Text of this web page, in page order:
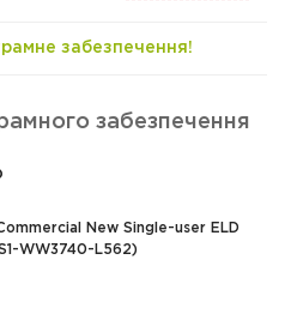
забезпечення!
забезпечення
New Single-user ELD
WW3740-L562)